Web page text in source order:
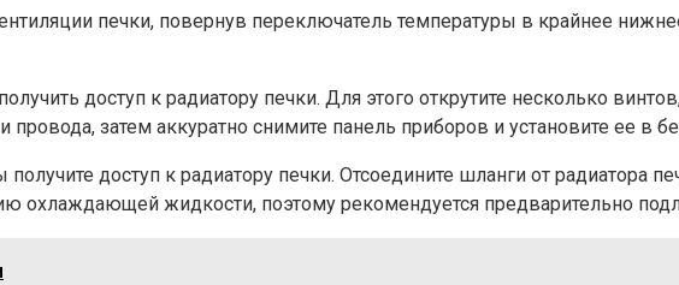
печки, повернув переключатель температуры в крайнее
доступ к радиатору печки. Для этого открутите несколько
затем аккуратно снимите панель приборов и установите ее в
доступ к радиатору печки. Отсоедините шланги от радиатора
охлаждающей жидкости, поэтому рекомендуется предварительно